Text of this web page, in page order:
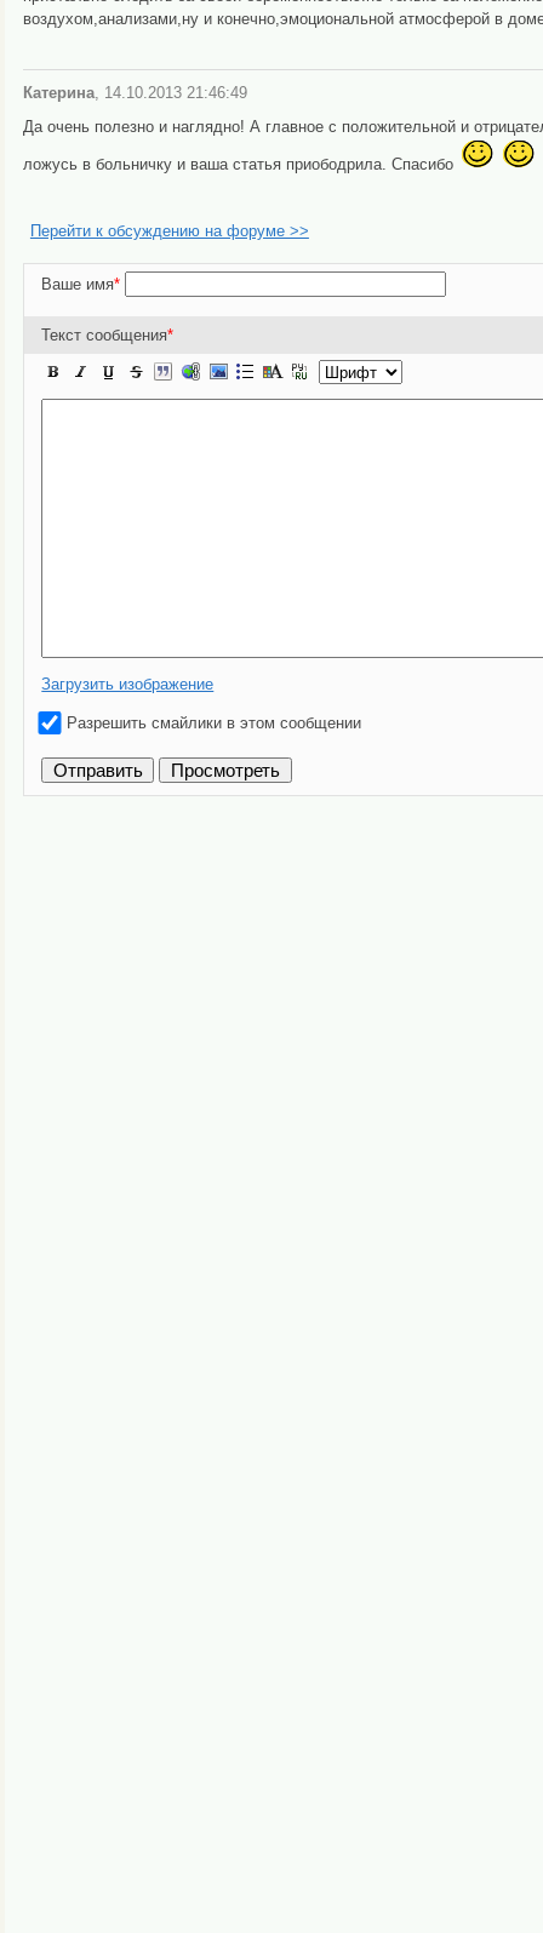
воздухом,анализами,ну и конечно,эмоциональной атмосферой в
Катерина, 14.10.2013 21:46:49
Да очень полезно и наглядно! А главное с положительной и
ложусь в больничку и ваша статья приободрила. Спасибо
Перейти к обсуждению на форуме >>
Ваше имя*
Текст сообщения*
Загрузить изображение
Разрешить смайлики в этом сообщении